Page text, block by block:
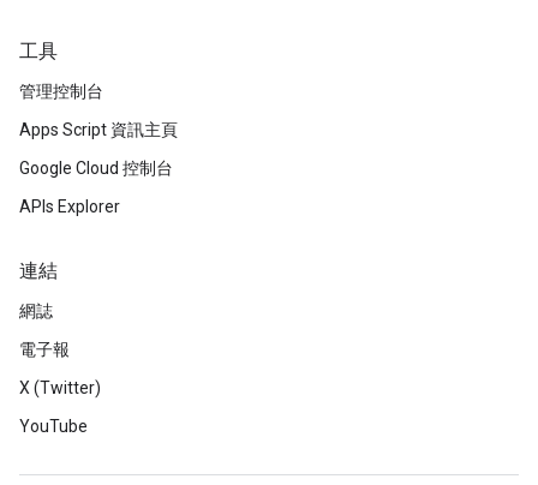
工具
管理控制台
Apps Script 資訊主頁
Google Cloud 控制台
APIs Explorer
連結
網誌
電子報
X (Twitter)
YouTube